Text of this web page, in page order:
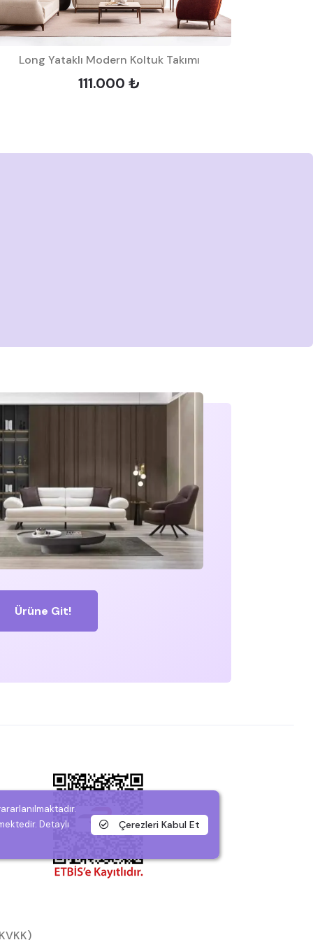
Long Yataklı Modern Koltuk Takımı
111.000 ₺
Ürüne Git!
Detaylı
Çerezleri Kabul Et